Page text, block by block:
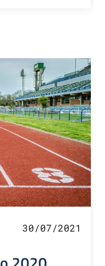
30/07/2021